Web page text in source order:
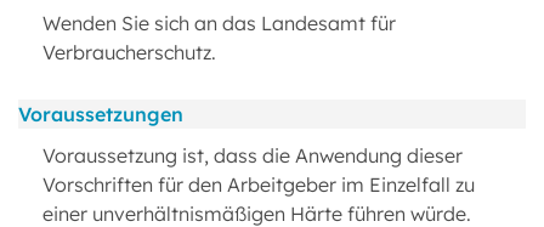
Wenden Sie sich an das Landesamt für
Verbraucherschutz.
Voraussetzungen
Voraussetzung ist, dass die Anwendung dieser
Vorschriften für den Arbeitgeber im Einzelfall zu
einer unverhältnismäßigen Härte führen würde.